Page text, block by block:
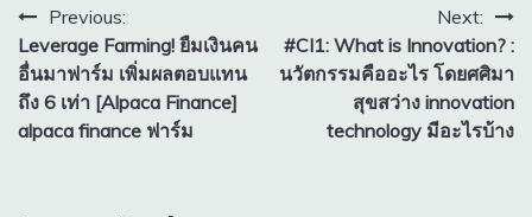
Post
navigation
Previous:
Leverage Farming! ยืมเงินคน
อื่นมาฟาร์ม เพิ่มผลตอบแทน
ถึง 6 เท่า [Alpaca Finance]
alpaca finance ฟาร์ม
Next:
#CI1: What is Innovation? :
นวัตกรรมคืออะไร โดยศศิมา
สุขสว่าง innovation
technology มีอะไรบ้าง